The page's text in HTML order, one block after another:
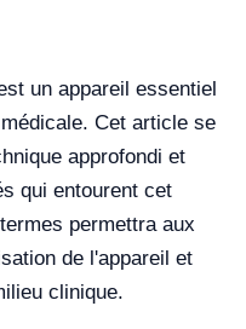
un appareil essentiel
Cet article se
approfondi et
qui entourent cet
permettra aux
de l'appareil et
clinique.